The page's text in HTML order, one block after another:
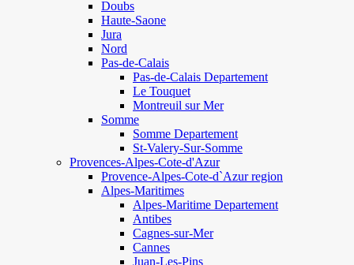
Doubs
Haute-Saone
Jura
Nord
Pas-de-Calais
Pas-de-Calais Departement
Le Touquet
Montreuil sur Mer
Somme
Somme Departement
St-Valery-Sur-Somme
Provences-Alpes-Cote-d'Azur
Provence-Alpes-Cote-d`Azur region
Alpes-Maritimes
Alpes-Maritime Departement
Antibes
Cagnes-sur-Mer
Cannes
Juan-Les-Pins